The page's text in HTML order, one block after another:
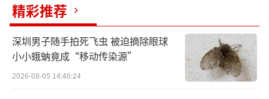
精彩推荐
深圳男子随手拍死飞虫 被迫摘除眼球
小小蛾蚋竟成“移动传染源”
2026-08-05 14:46:24